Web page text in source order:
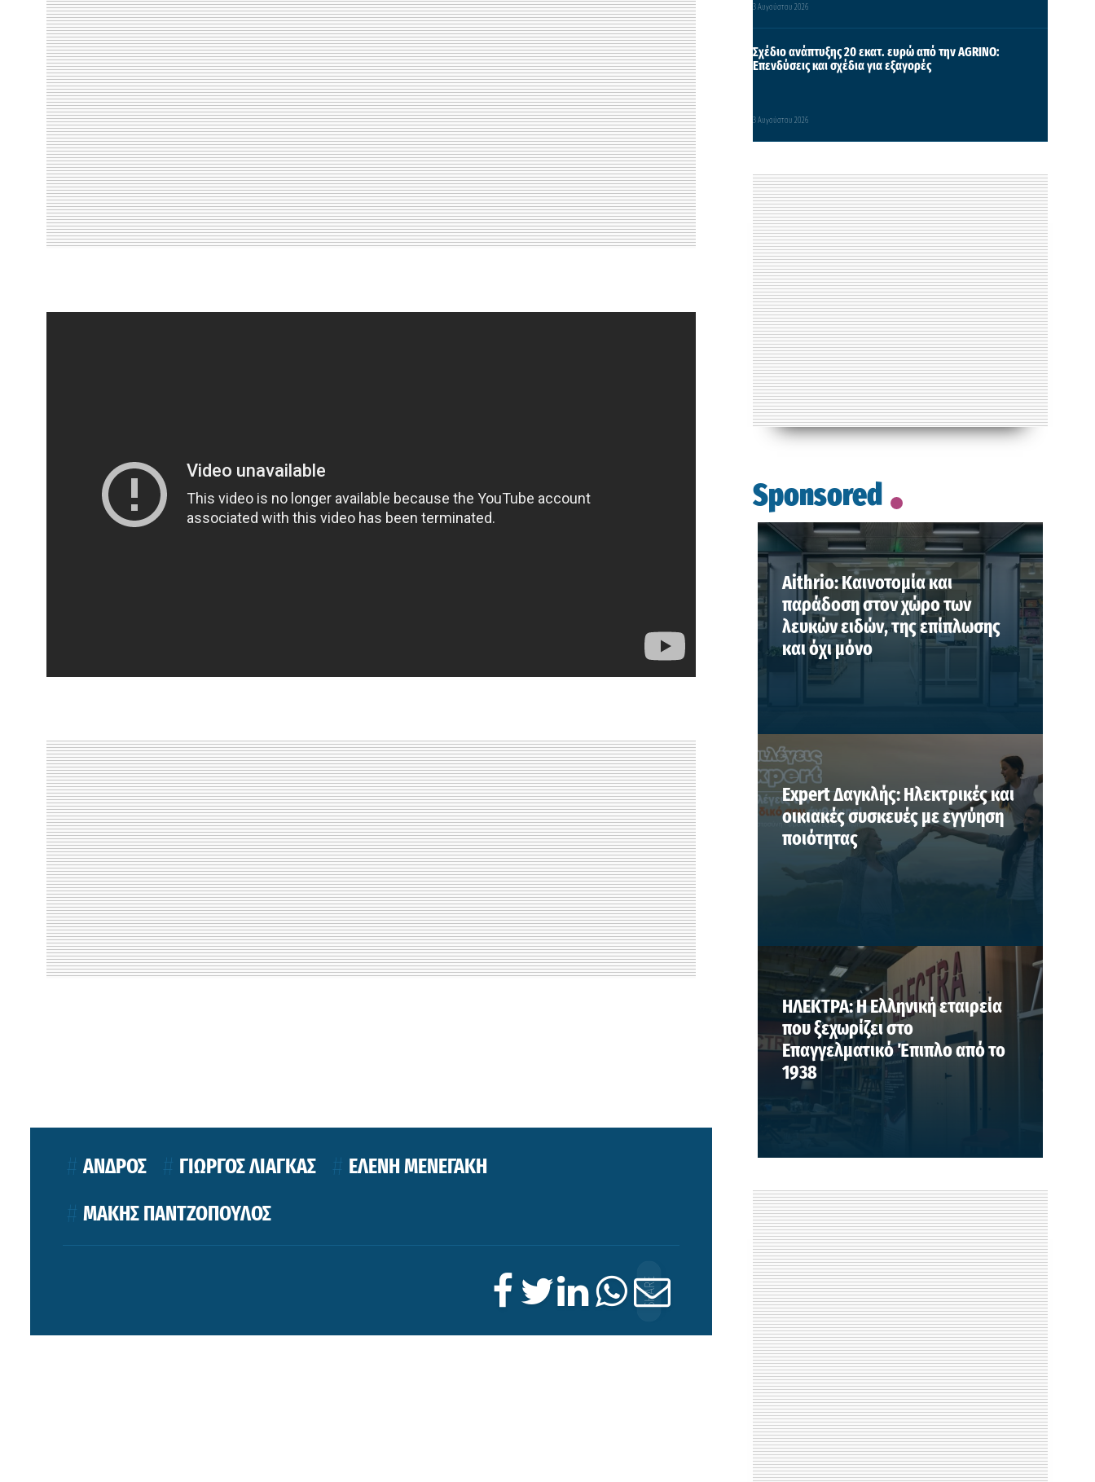
ΑΝΔΡΟΣ ΓΙΩΡΓΟΣ ΛΙΑΓΚΑΣ
ΕΛΕΝΗ ΜΕΝΕΓΑΚΗ
ΜΑΚΗΣ ΠΑΝΤΖΟΠΟΥΛΟΣ
3 Αυγούστου 2026
Σχέδιο ανάπτυξης 20 εκατ. ευρώ από την AGRINO:
Επενδύσεις και σχέδια για εξαγορές
3 Αυγούστου 2026
Sponsored
Aithrio: Καινοτομία και
παράδοση στον χώρο των
λευκών ειδών, της επίπλωσης
και όχι μόνο
Expert Δαγκλής: Ηλεκτρικές και
οικιακές συσκευές με εγγύηση
ποιότητας
ΗΛΕΚΤΡΑ: Η Ελληνική εταιρεία
που ξεχωρίζει στο
Επαγγελματικό Έπιπλο από το
1938